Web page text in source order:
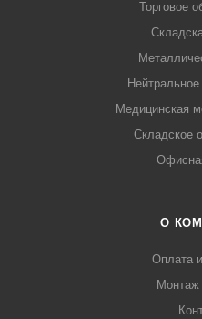
Торговое
Медицинская
Складское
О
Оплата
Монтаж